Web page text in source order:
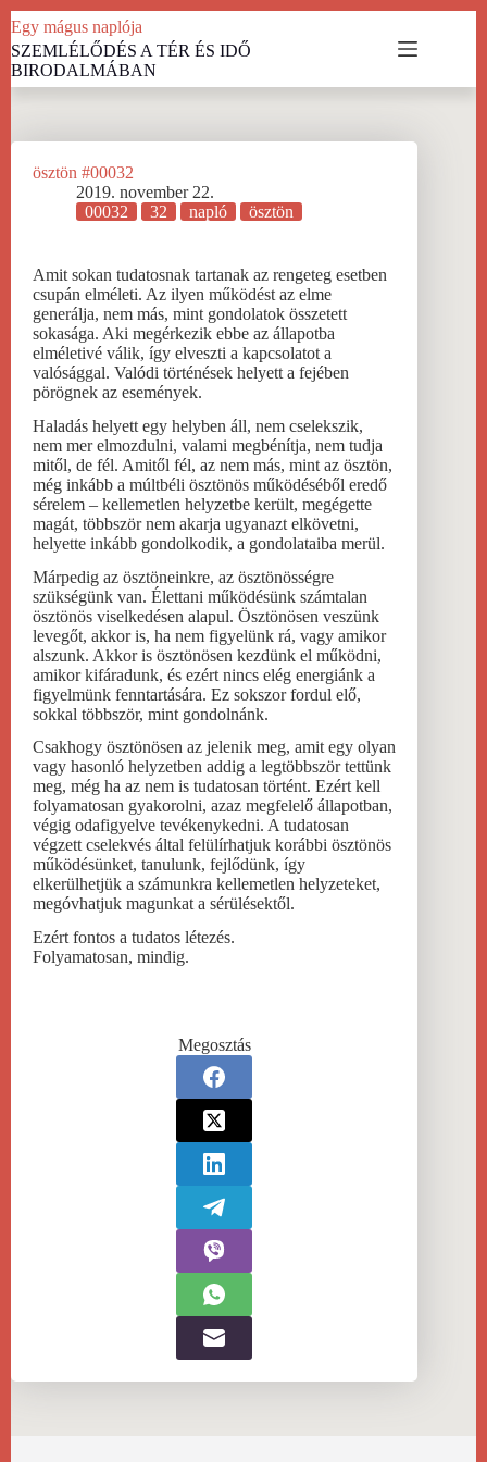
Skip
to
content
Egy mágus naplója
SZEMLÉLŐDÉS A TÉR ÉS IDŐ
BIRODALMÁBAN
ösztön #00032
2019. november 22.
00032
32 napló ösztön
Amit sokan tudatosnak tartanak az rengeteg esetben
csupán elméleti. Az ilyen működést az elme
generálja, nem más, mint gondolatok összetett
sokasága. Aki megérkezik ebbe az állapotba
elméletivé válik, így elveszti a kapcsolatot a
valósággal. Valódi történések helyett a fejében
pörögnek az események.
Haladás helyett egy helyben áll, nem cselekszik,
nem mer elmozdulni, valami megbénítja, nem tudja
mitől, de fél. Amitől fél, az nem más, mint az ösztön,
még inkább a múltbéli ösztönös működéséből eredő
sérelem – kellemetlen helyzetbe került, megégette
magát, többször nem akarja ugyanazt elkövetni,
helyette inkább gondolkodik, a gondolataiba merül.
Márpedig az ösztöneinkre, az ösztönösségre
szükségünk van. Élettani működésünk számtalan
ösztönös viselkedésen alapul. Ösztönösen veszünk
levegőt, akkor is, ha nem figyelünk rá, vagy amikor
alszunk. Akkor is ösztönösen kezdünk el működni,
amikor kifáradunk, és ezért nincs elég energiánk a
figyelmünk fenntartására. Ez sokszor fordul elő,
sokkal többször, mint gondolnánk.
Csakhogy ösztönösen az jelenik meg, amit egy olyan
vagy hasonló helyzetben addig a legtöbbször tettünk
meg, még ha az nem is tudatosan történt. Ezért kell
folyamatosan gyakorolni, azaz megfelelő állapotban,
végig odafigyelve tevékenykedni. A tudatosan
végzett cselekvés által felülírhatjuk korábbi ösztönös
működésünket, tanulunk, fejlődünk, így
elkerülhetjük a számunkra kellemetlen helyzeteket,
megóvhatjuk magunkat a sérülésektől.
Ezért fontos a tudatos létezés.
Folyamatosan, mindig.
Megosztás